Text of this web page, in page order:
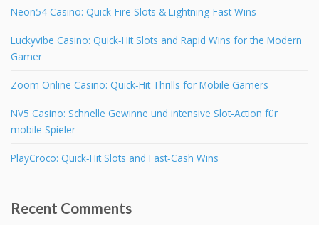
Neon54 Casino: Quick‑Fire Slots & Lightning‑Fast Wins
Luckyvibe Casino: Quick‑Hit Slots and Rapid Wins for the Modern
Gamer
Zoom Online Casino: Quick‑Hit Thrills for Mobile Gamers
NV5 Casino: Schnelle Gewinne und intensive Slot-Action für
mobile Spieler
PlayCroco: Quick‑Hit Slots and Fast‑Cash Wins
Recent Comments